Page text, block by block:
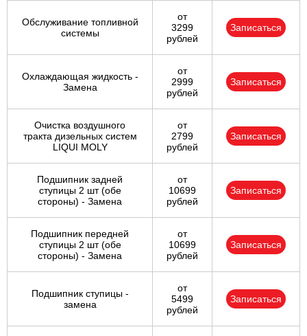
Обслуживание топливной
системы
от
3299
рублей
Записаться
Охлаждающая жидкость -
Замена
от
2999
рублей
Записаться
Очистка воздушного
тракта дизельных систем
LIQUI MOLY
от
2799
рублей
Записаться
Подшипник задней
ступицы 2 шт (обе
стороны) - Замена
от
10699
рублей
Записаться
Подшипник передней
ступицы 2 шт (обе
стороны) - Замена
от
10699
рублей
Записаться
Подшипник ступицы -
замена
от
5499
рублей
Записаться